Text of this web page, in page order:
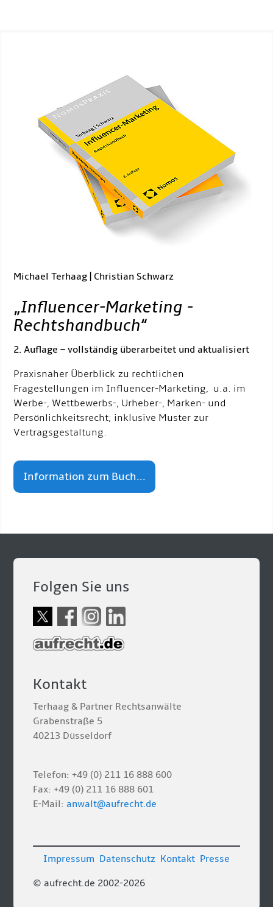
Michael Terhaag | Christian Schwarz
„Influencer-Marketing -
Rechtshandbuch“
2. Auflage – vollständig überarbeitet und aktualisiert
Praxisnaher Überblick zu rechtlichen
Fragestellungen im Influencer-Marketing, u.a. im
Werbe-, Wettbewerbs-, Urheber-, Marken- und
Persönlichkeitsrecht; inklusive Muster zur
Vertragsgestaltung.
Information zum Buch...
Folgen Sie uns
Kontakt
Terhaag & Partner Rechtsanwälte
Grabenstraße 5
40213 Düsseldorf
Telefon: +49 (0) 211 16 888 600
Fax: +49 (0) 211 16 888 601
E-Mail:anwalt@aufrecht.de
© aufrecht.de 2002-2026
Impressum Datenschutz Kontakt Presse